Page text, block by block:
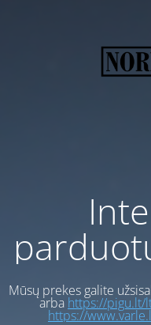
Mūsų prekes galite
arba https://pigu.lt/
https://